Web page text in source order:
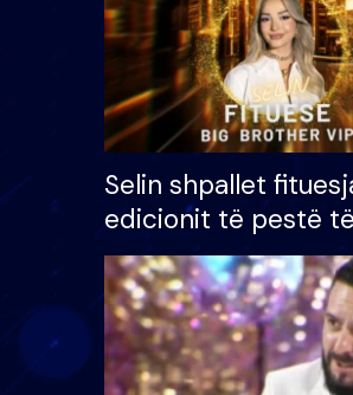
Selin shpallet
edicionit të pestë
Brother VIP,
çmimin e madh
mijë eurosh